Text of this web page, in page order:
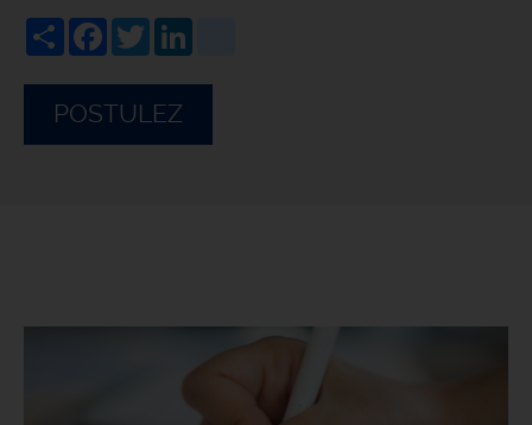
ShareFacebook
Twitter
POSTULEZ